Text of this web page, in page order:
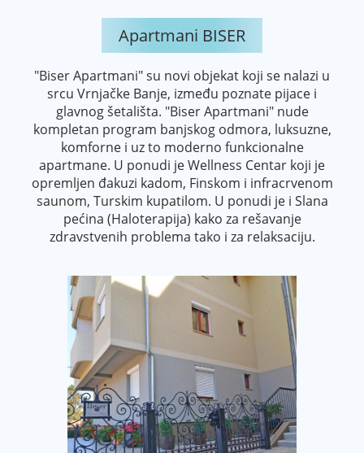
Apartmani BISER
"Biser Apartmani" su novi objekat koji se nalazi u
srcu Vrnjačke Banje, između poznate pijace i
glavnog šetališta. "Biser Apartmani" nude
kompletan program banjskog odmora, luksuzne,
komforne i uz to moderno funkcionalne
apartmane. U ponudi je Wellness Centar koji je
opremljen đakuzi kadom, Finskom i infracrvenom
saunom, Turskim kupatilom. U ponudi je i Slana
pećina (Haloterapija) kako za rešavanje
zdravstvenih problema tako i za relaksaciju.